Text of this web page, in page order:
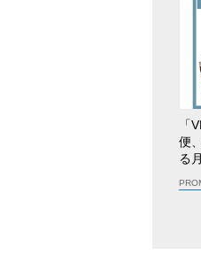
「
便
る